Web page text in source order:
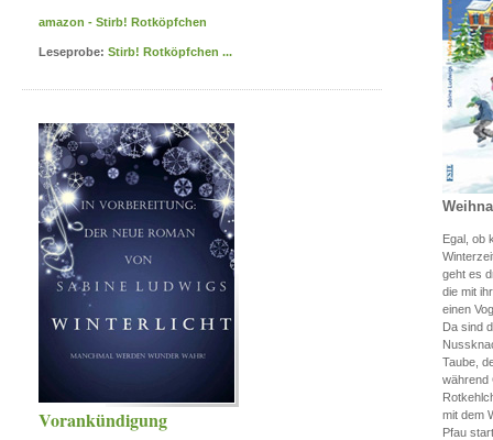
amazon - Stirb! Rotköpfchen
Leseprobe: Stirb! Rotköpfchen ...
Vorankündigung
Egal, ob
geht es
die mit
einen
Da sind
Taube,
während
mit dem
Pfau